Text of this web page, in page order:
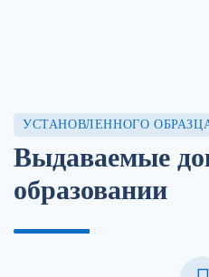
УСТАНОВЛЕННОГО
Выдаваемые
образовании